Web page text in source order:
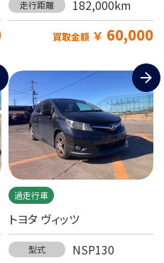
走行距離 182,000km
買取金額 ￥ 60,000
過走行車
トヨタ ヴィッツ
型式 NSP130